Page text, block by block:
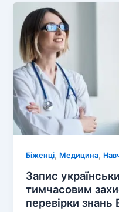
Біженці, Медицина,
Запис
тимчасовим
перевірки знань